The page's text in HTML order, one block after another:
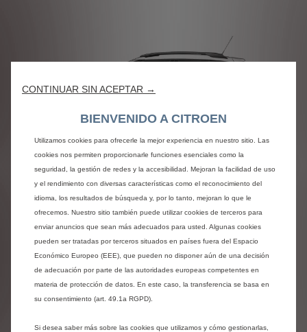
NOUVEAU C3 AIRCROSS
À partir de 150 € / mois TTC
Après un premier loyer de 3 000 € TTC
CONTINUAR SIN ACEPTAR →
BIENVENIDO A CITROEN
Utilizamos cookies para ofrecerle la mejor experiencia en nuestro sitio. Las
cookies nos permiten proporcionarle funciones esenciales como la
seguridad, la gestión de redes y la accesibilidad. Mejoran la facilidad de uso
y el rendimiento con diversas características como el reconocimiento del
idioma, los resultados de búsqueda y, por lo tanto, mejoran lo que le
ofrecemos. Nuestro sitio también puede utilizar cookies de terceros para
enviar anuncios que sean más adecuados para usted. Algunas cookies
pueden ser tratadas por terceros situados en países fuera del Espacio
Económico Europeo (EEE), que pueden no disponer aún de una decisión
de adecuación por parte de las autoridades europeas competentes en
materia de protección de datos. En este caso, la transferencia se basa en
su consentimiento (art. 49.1a RGPD).
Si desea saber más sobre las cookies que utilizamos y cómo gestionarlas,